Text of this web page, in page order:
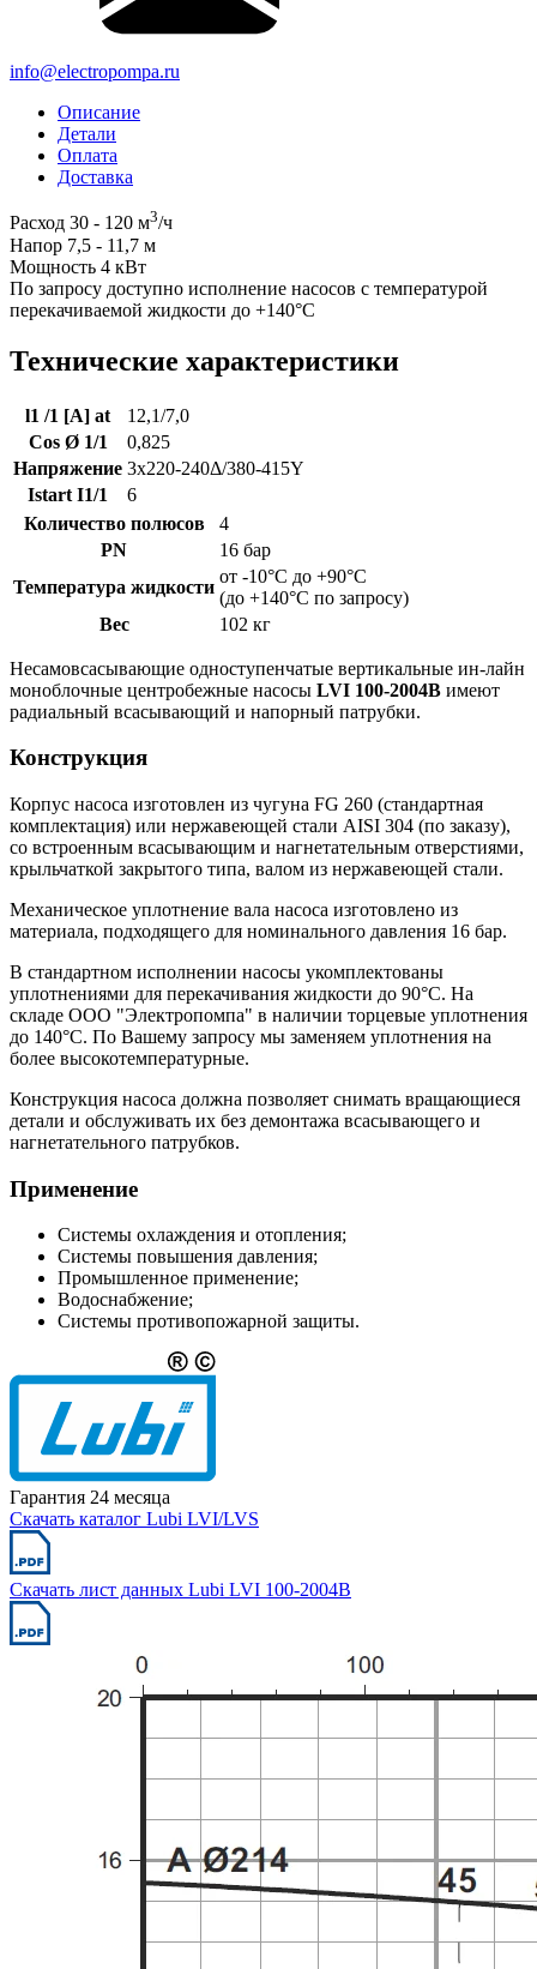
info@electropompa.ru
Описание
Детали
Оплата
Доставка
Расход 30 - 120 м3/ч
Напор 7,5 - 11,7 м
Мощность 4 кВт
По запросу доступно исполнение насосов с температурой
перекачиваемой жидкости до +140°C
Технические характеристики
l1 /1 [A] at
12,1/7,0
Cos Ø 1/1
0,825
Напряжение 3x220-240Δ/380-415Y
Istart I1/1
6
Количество полюсов
4
PN
16 бар
Температура жидкости
от -10°C до +90°C
(до +140°C по запросу)
Вес
102 кг
Несамовсасывающие одноступенчатые вертикальные ин-лайн
моноблочные центробежные насосы LVI 100-2004B имеют
радиальный всасывающий и напорный патрубки.
Конструкция
Корпус насоса изготовлен из чугуна FG 260 (стандартная
комплектация) или нержавеющей стали AISI 304 (по заказу),
со встроенным всасывающим и нагнетательным отверстиями,
крыльчаткой закрытого типа, валом из нержавеющей стали.
Механическое уплотнение вала насоса изготовлено из
материала, подходящего для номинального давления 16 бар.
В стандартном исполнении насосы укомплектованы
уплотнениями для перекачивания жидкости до 90°С. На
складе ООО "Электропомпа" в наличии торцевые уплотнения
до 140°С. По Вашему запросу мы заменяем уплотнения на
более высокотемпературные.
Конструкция насоса должна позволяет снимать вращающиеся
детали и обслуживать их без демонтажа всасывающего и
нагнетательного патрубков.
Применение
Системы охлаждения и отопления;
Системы повышения давления;
Промышленное применение;
Водоснабжение;
Системы противопожарной защиты.
Гарантия 24 месяца
Скачать каталог Lubi LVI/LVS
Скачать лист данных Lubi LVI 100-2004B